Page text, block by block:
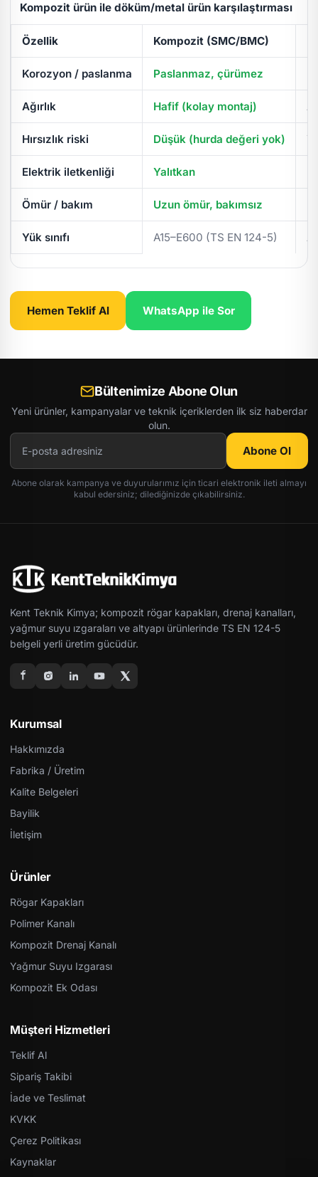
Kompozit ürün ile döküm/metal ürün karşılaştırması
Özellik Kompozit (SMC/BMC)
Korozyon / paslanma Paslanmaz, çürümez
Ağırlık Hafif (kolay montaj)
Hırsızlık riski Düşük (hurda değeri yok)
Elektrik iletkenliği Yalıtkan
Ömür / bakım Uzun ömür, bakımsız
Yük sınıfı A15–E600 (TS EN 124-5)
Hemen Teklif Al WhatsApp ile Sor
Bültenimize Abone Olun
Yeni ürünler, kampanyalar ve teknik içeriklerden ilk siz haberdar
olun.
Abone Ol
Abone olarak kampanya ve duyurularımız için ticari elektronik ileti almayı
kabul edersiniz; dilediğinizde çıkabilirsiniz.
Kent Teknik Kimya; kompozit rögar kapakları, drenaj kanalları,
yağmur suyu ızgaraları ve altyapı ürünlerinde TS EN 124-5
belgeli yerli üretim gücüdür.
Kurumsal
Hakkımızda
Fabrika / Üretim
Kalite Belgeleri
Bayilik
İletişim
Ürünler
Rögar Kapakları
Polimer Kanalı
Kompozit Drenaj Kanalı
Yağmur Suyu Izgarası
Kompozit Ek Odası
Müşteri Hizmetleri
Teklif Al
Sipariş Takibi
İade ve Teslimat
KVKK
Çerez Politikası
Kaynaklar